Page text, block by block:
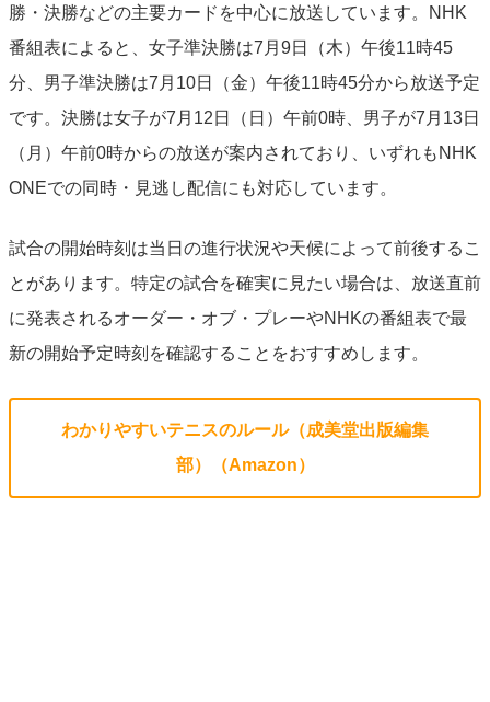
勝・決勝などの主要カードを中心に放送しています。NHK
番組表によると、女子準決勝は7月9日（木）午後11時45
分、男子準決勝は7月10日（金）午後11時45分から放送予定
です。決勝は女子が7月12日（日）午前0時、男子が7月13日
（月）午前0時からの放送が案内されており、いずれもNHK
ONEでの同時・見逃し配信にも対応しています。
試合の開始時刻は当日の進行状況や天候によって前後するこ
とがあります。特定の試合を確実に見たい場合は、放送直前
に発表されるオーダー・オブ・プレーやNHKの番組表で最
新の開始予定時刻を確認することをおすすめします。
わかりやすいテニスのルール（成美堂出版編集
部）（Amazon）